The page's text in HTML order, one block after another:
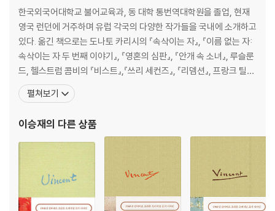
한국외국어대학교 불어교육과, 동 대학 통번역대학원을 졸업, 현재
영국 런던에 거주하며 유럽 각국의 다양한 작가들을 국내에 소개하고
있다. 옮긴 책으로는 도나토 카리시의 『속삭이는 자』, 『이름 없는 자:
속삭이는 자 두 번째 이야기』, 『영혼의 심판』, 『안개 속 소녀』, 루슬룬
드, 헬스트럼 콤비의 『비스트』,『쓰리 세컨즈』, 『리뎀션』, 프랑크 틸리
에의 『죽은 자들의 방』, 카린 지에벨의 『그림자』, 『너는 모른다』, 『마
리오네트의 고백』, 『빅 마운틴 스캔들』, 『게임 마스터』, 『유의미한 살
고 싶은 의사,
펼쳐보기
이승재의 다른 상품